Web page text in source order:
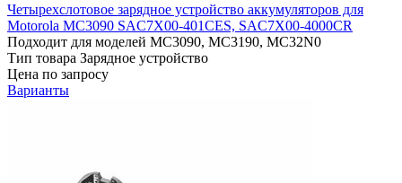
Четырехслотовое зарядное устройство аккумуляторов для
Motorola MC3090 SAC7X00-401CES, SAC7X00-4000CR
Подходит для моделей MC3090, MC3190, MC32N0
Тип товара Зарядное устройство
Цена по запросу
Варианты